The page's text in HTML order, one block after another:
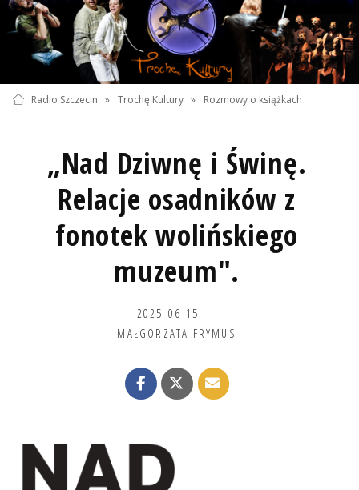
Radio Szczecin » Trochę Kultury » Rozmowy o książkach
„Nad Dziwnę i Świnę.
Relacje osadników z
fonotek wolińskiego
muzeum".
2025-06-15
MAŁGORZATA FRYMUS